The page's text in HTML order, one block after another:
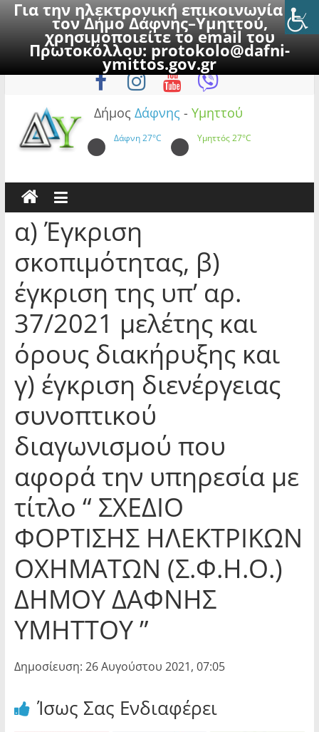
Για την ηλεκτρονική επικοινωνία με
τον Δήμο Δάφνης–Υμηττού,
χρησιμοποιείτε το email του
Πρωτοκόλλου:protokolo@dafni-
ymittos.gov.gr
to
Πέμπτη, 6 Αυγούστου 2026
Δήμος Δάφνης - Υμηττού
Δάφνη27°C Υμηττός27°C
α) Έγκριση
σκοπιμότητας, β)
έγκριση της υπ’ αρ.
37/2021 μελέτης και
όρους διακήρυξης και
γ) έγκριση διενέργειας
συνοπτικού
διαγωνισμού που
αφορά την υπηρεσία με
τίτλο “ ΣΧΕΔΙΟ
ΦΟΡΤΙΣΗΣ ΗΛΕΚΤΡΙΚΩΝ
ΟΧΗΜΑΤΩΝ (Σ.Φ.Η.Ο.)
ΔΗΜΟΥ ΔΑΦΝΗΣ
ΥΜΗΤΤΟΥ ”
Δημοσίευση: 26 Αυγούστου 2021, 07:05
Ίσως Σας Ενδιαφέρει